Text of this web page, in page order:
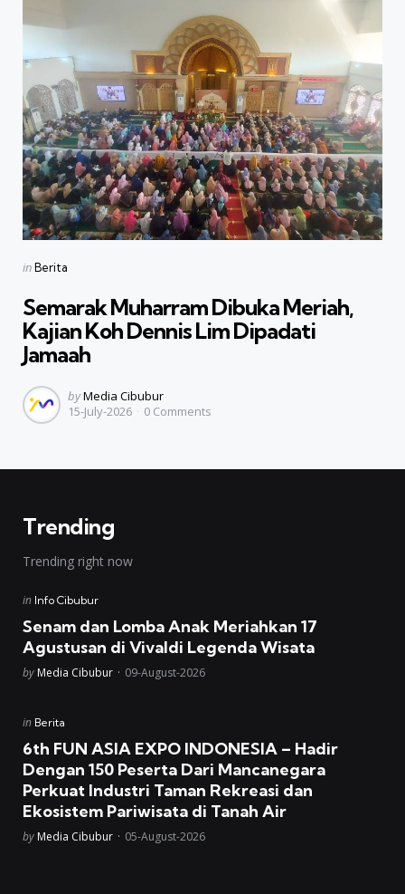
Categories
Posted
inBerita
Semarak Muharram Dibuka Meriah,
Kajian Koh Dennis Lim Dipadati
Jamaah
Posted
by
byMedia Cibubur
15-July-2026
0 Comments
Trending
Trending right now
Posted
in Info Cibubur
Senam dan Lomba Anak Meriahkan 17
Agustusan di Vivaldi Legenda Wisata
Posted
by Media Cibubur 09-August-2026
Posted
in Berita
6th FUN ASIA EXPO INDONESIA – Hadir
Dengan 150 Peserta Dari Mancanegara
Perkuat Industri Taman Rekreasi dan
Ekosistem Pariwisata di Tanah Air
Posted
by Media Cibubur 05-August-2026